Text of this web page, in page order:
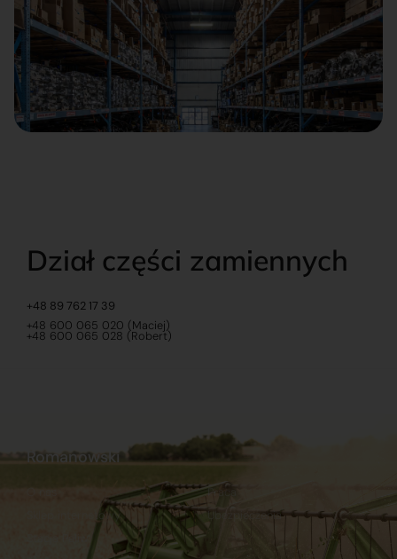
Dział części zamiennych
+48 89 762 17 39
+48 600 065 020 (Maciej)
+48 600 065 028 (Robert)
Romanowski
Sklep internetowy
Praca
Ubezpieczenia